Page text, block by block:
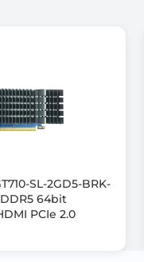
x 4320
12 Ultimate
SL-2GD5-BRK-
64bit
PCIe 2.0